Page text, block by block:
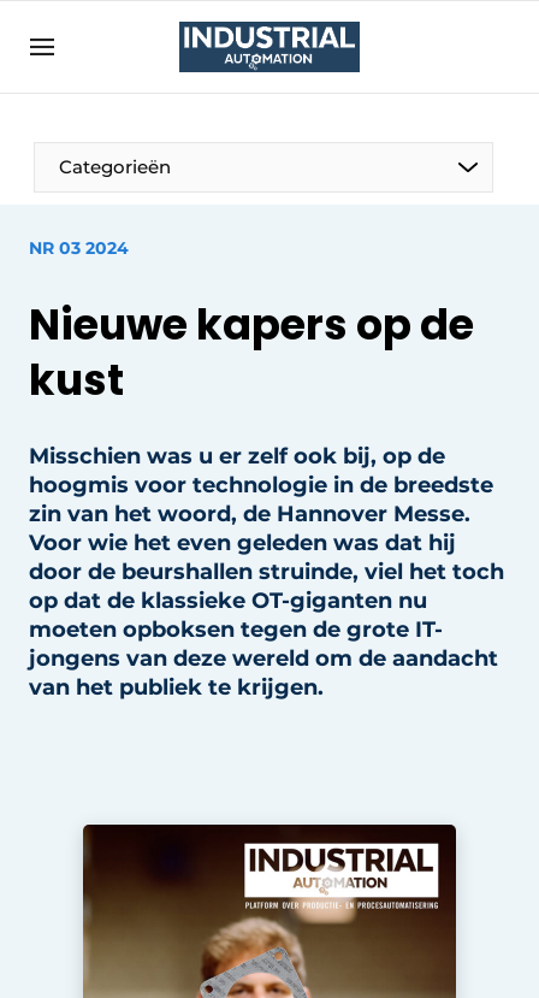
Aanmelden
Bedrijven
Bedrijven
Contact
Eigen content aanleveren
Evenement aanmelden
Home
Meest gelezen
Nieuwsbrief
Podcasts
Privacy / Cookie statement
Vacature aanmelden
Vacatures
Video’s
Categorieën
NR 03 2024
Nieuwe kapers op de
kust
Misschien was u er zelf ook bij, op de
hoogmis voor technologie in de breedste
zin van het woord, de Hannover Messe.
Voor wie het even geleden was dat hij
door de beurshallen struinde, viel het toch
op dat de klassieke OT-giganten nu
moeten opboksen tegen de grote IT-
jongens van deze wereld om de aandacht
van het publiek te krijgen.